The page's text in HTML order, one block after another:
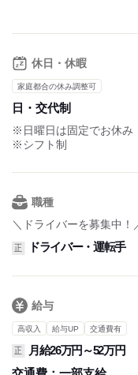
4週6休が基本となりま
有給消化率は非常に高く、
40日分の有給を一気に消
希望休と有給の組み合わ
5日以上の連休にするこ
ご家族との時間も大切に
平均所定労働時間：1か
休日・休暇
家庭都合の休み調整可
日・交代制
※日曜日は固定でお休み
※シフト制
職種
＼ドライバーを募集中！
正 ドライバー・運転手
給与
高収入 給与UP 交通費有
正
月給26万円～52万円